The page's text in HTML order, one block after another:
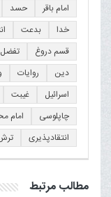
امام باقر
حسد
خدا
بدعت
قسم دروغ
تفضل
دین
روایات
اسرائیل
غیبت
چاپلوسی
امام
انتقادپذیری
مطالب مرتبط